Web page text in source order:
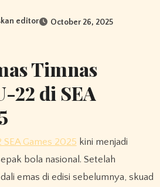
editor October 26, 2025
Timnas
22 di SEA
SEA Games 2025 kini menjadi
bola nasional. Setelah
emas di edisi sebelumnya, skuad